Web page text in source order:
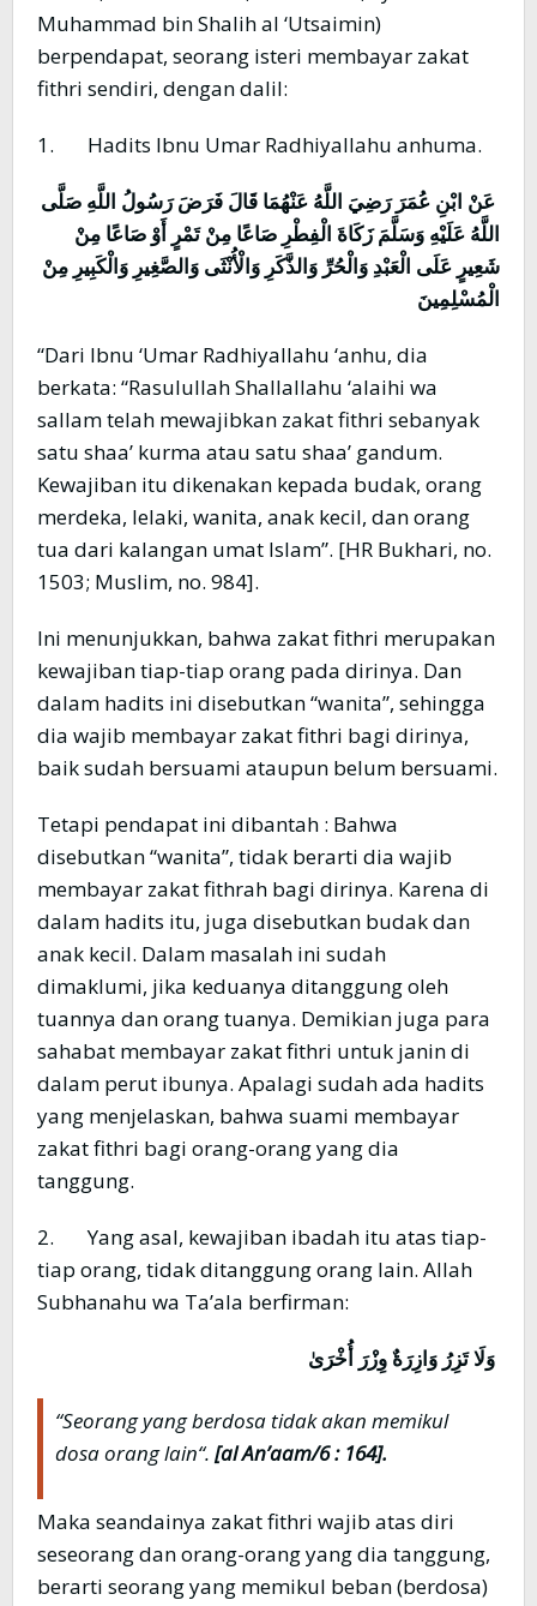
Muhammad bin Shalih al ‘Utsaimin)
berpendapat, seorang isteri membayar zakat
fithri sendiri, dengan dalil:
1. Hadits Ibnu Umar Radhiyallahu anhuma.
عَنْ ابْنِ عُمَرَ رَضِيَ اللَّهُ عَنْهُمَا قَالَ فَرَضَ رَسُولُ اللَّهِ صَلَّى
اللَّهُ عَلَيْهِ وَسَلَّمَ زَكَاةَ الْفِطْرِ صَاعًا مِنْ تَمْرٍ أَوْ صَاعًا مِنْ
شَعِيرٍ عَلَى الْعَبْدِ وَالْحُرِّ وَالذَّكَرِ وَالْأُنْثَى وَالصَّغِيرِ وَالْكَبِيرِ مِنْ
الْمُسْلِمِينَ
“Dari Ibnu ‘Umar Radhiyallahu ‘anhu, dia
berkata: “Rasulullah Shallallahu ‘alaihi wa
sallam telah mewajibkan zakat fithri sebanyak
satu shaa’ kurma atau satu shaa’ gandum.
Kewajiban itu dikenakan kepada budak, orang
merdeka, lelaki, wanita, anak kecil, dan orang
tua dari kalangan umat Islam”. [HR Bukhari, no.
1503; Muslim, no. 984].
Ini menunjukkan, bahwa zakat fithri merupakan
kewajiban tiap-tiap orang pada dirinya. Dan
dalam hadits ini disebutkan “wanita”, sehingga
dia wajib membayar zakat fithri bagi dirinya,
baik sudah bersuami ataupun belum bersuami.
Tetapi pendapat ini dibantah : Bahwa
disebutkan “wanita”, tidak berarti dia wajib
membayar zakat fithrah bagi dirinya. Karena di
dalam hadits itu, juga disebutkan budak dan
anak kecil. Dalam masalah ini sudah
dimaklumi, jika keduanya ditanggung oleh
tuannya dan orang tuanya. Demikian juga para
sahabat membayar zakat fithri untuk janin di
dalam perut ibunya. Apalagi sudah ada hadits
yang menjelaskan, bahwa suami membayar
zakat fithri bagi orang-orang yang dia
tanggung.
2. Yang asal, kewajiban ibadah itu atas tiap-
tiap orang, tidak ditanggung orang lain. Allah
Subhanahu wa Ta’ala berfirman:
وَلَا تَزِرُ وَازِرَةٌ وِزْرَ أُخْرَىٰ
“Seorang yang berdosa tidak akan memikul
dosa orang lain“. [al An’aam/6 : 164].
Maka seandainya zakat fithri wajib atas diri
seseorang dan orang-orang yang dia tanggung,
berarti seorang yang memikul beban (berdosa)